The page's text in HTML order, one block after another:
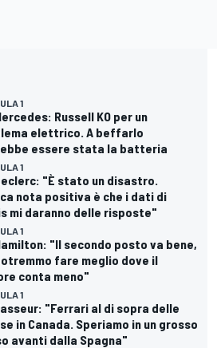
1
Russell KO per un
elettrico. A beffarlo
essere stata la batteria
1
"È stato un disastro.
nota positiva è che i dati di
mi daranno delle risposte"
1
"Il secondo posto va bene,
fare meglio dove il
conta meno"
1
"Ferrari al di sopra delle
in Canada. Speriamo in un grosso
avanti dalla Spagna"